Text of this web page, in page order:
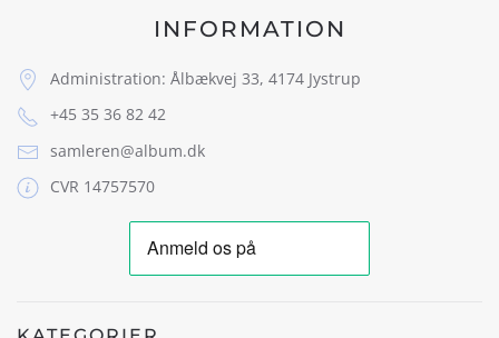
INFORMATION
Administration: Ålbækvej 33, 4174 Jystrup
+45 35 36 82 42
samleren@album.dk
CVR 14757570